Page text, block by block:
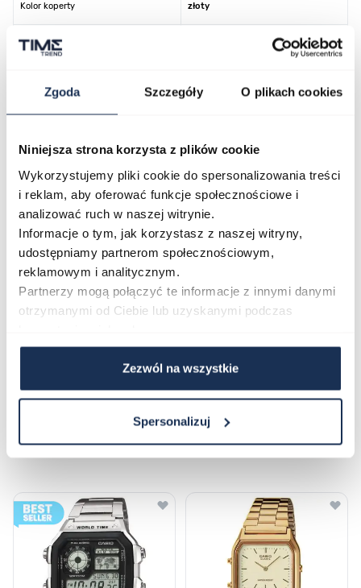
Zgoda Szczegóły O plikach cookies
Niniejsza strona korzysta z plików cookie
Wykorzystujemy pliki cookie do spersonalizowania treści
i reklam, aby oferować funkcje społecznościowe i
analizować ruch w naszej witrynie.
Informacje o tym, jak korzystasz z naszej witryny,
udostępniamy partnerom społecznościowym,
reklamowym i analitycznym.
Partnerzy mogą połączyć te informacje z innymi danymi
otrzymanymi od Ciebie lub uzyskanymi podczas
Zezwól na wszystkie
Spersonalizuj
Kolor koperty złoty
Kolor tarczy
O marce
Opinie
Zapytaj o produkt
Najczęściej kupowane
Poruszanie się po elementach karuzeli jest możliwe za pomocą
Naciśnij, aby pominąć karuzelę
Naciśnij, aby przejść do nawigacji karuzeli